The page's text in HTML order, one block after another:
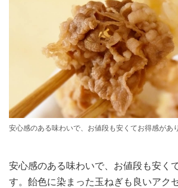
安心感のある味わいで、お値段も安くてお得感があ
安心感のある味わいで、お値段も安く
す。飴色に染まった玉ねぎも良いアク